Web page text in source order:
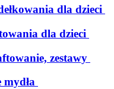
dla dzieci
dla dzieci
zestawy
mydła